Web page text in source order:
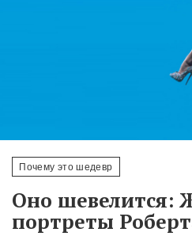
Почему это шедевр
Оно шевелится:
портреты